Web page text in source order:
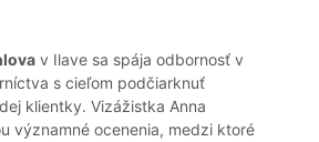
v Ilave sa spája odbornosť v
s cieľom podčiarknuť
klientky. Vizážistka Anna
významné ocenenia, medzi ktoré